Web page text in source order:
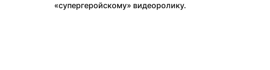
«супергеройскому» видеоролику.